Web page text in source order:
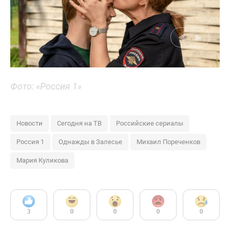
Фото: «Россия 1»
Новости Сегодня на ТВ Российские сериалы
Россия 1 Однажды в Залесье Михаил Пореченков
Мария Куликова
3 0 0 0 0